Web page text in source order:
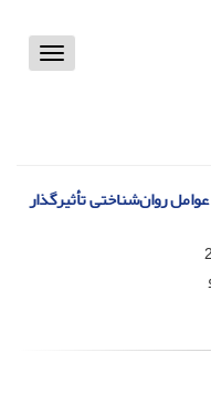
Toggle
روان‌شناختی تأثیرگذار